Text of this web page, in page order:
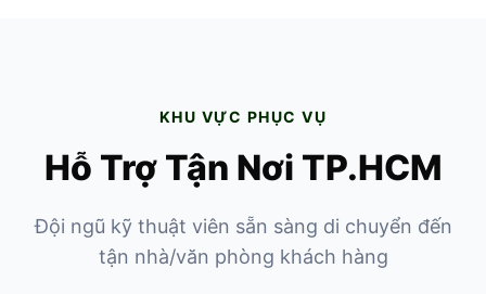
KHU VỰC PHỤC VỤ
Hỗ Trợ Tận Nơi TP.HCM
Đội ngũ kỹ thuật viên sẵn sàng di chuyển đến
tận nhà/văn phòng khách hàng